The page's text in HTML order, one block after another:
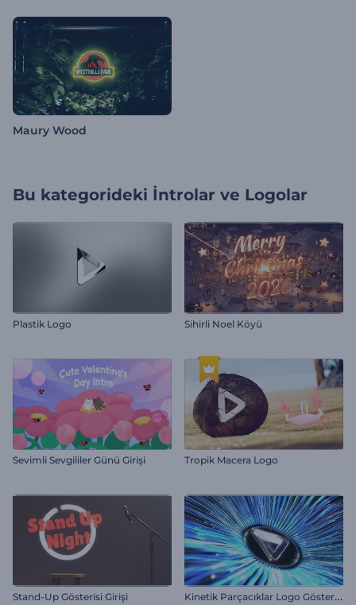
Maury Wood
Bu kategorideki İntrolar ve Logolar
Plastik Logo Sihirli Noel Köyü
Sevimli Sevgililer Günü Girişi Tropik Macera Logo
Stand-Up Gösterisi Girişi K
inetik Parçacıklar Logo Gösterimi